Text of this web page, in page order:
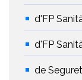
d'FP
d'FP
de